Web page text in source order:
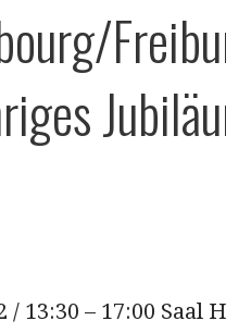
/ 13:30 – 17:00 Saal